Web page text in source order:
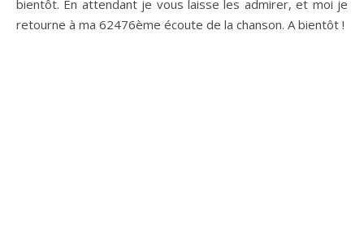
bientôt. En attendant je vous laisse les admirer, et moi je
retourne à ma 62476ème écoute de la chanson. A bientôt !